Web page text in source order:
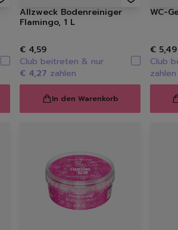
Duft |
Allzweck Bodenreiniger
Flamingo, 1 L
€ 4,59
Club beitreten & nur
€ 4,27 zahlen
In den Warenkorb
WC-
€ 5,49
Club
zahlen